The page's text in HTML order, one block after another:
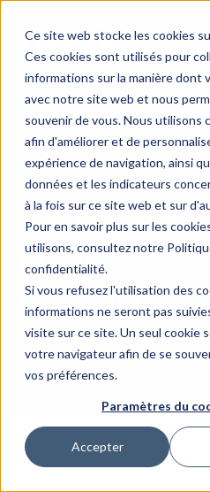
Ce site web stocke les cookies
Ces cookies sont utilisés pour
informations sur la manière dont
avec notre site web et nous
souvenir de vous. Nous utilisons
afin d'améliorer et de
expérience de navigation, ainsi
données et les indicateurs
à la fois sur ce site web et sur
Pour en savoir plus sur les
utilisons, consultez notre
confidentialité.
Si vous refusez l'utilisation des
informations ne seront pas
visite sur ce site. Un seul cookie
votre navigateur afin de se
vos préférences.
Paramètres du
Accepter
Agriculture
production
alimentaire